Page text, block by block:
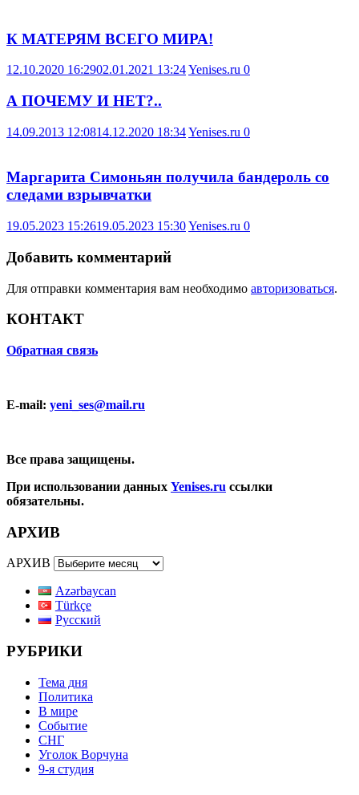
К МАТЕРЯМ ВСЕГО МИРА!
12.10.2020 16:2902.01.2021 13:24Yenises.ru 0
А ПОЧЕМУ И НЕТ?..
14.09.2013 12:0814.12.2020 18:34Yenises.ru 0
Маргарита Симоньян получила бандероль со
следами взрывчатки
19.05.2023 15:2619.05.2023 15:30Yenises.ru 0
Добавить комментарий
Для отправки комментария вам необходимо авторизоваться.
КОНТАКТ
Обратная связь
E-mail: yeni_ses@mail.ru
Все права защищены.
При использовании данных Yenises.ru ссылки
обязательны.
АРХИВ
АРХИВ
Azərbaycan
Türkçe
Русский
РУБРИКИ
Тема дня
Политика
В мире
Событие
СНГ
Уголок Ворчуна
9-я студия